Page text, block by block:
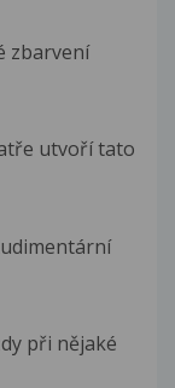
zbarvení
utvoří tato
při nějaké